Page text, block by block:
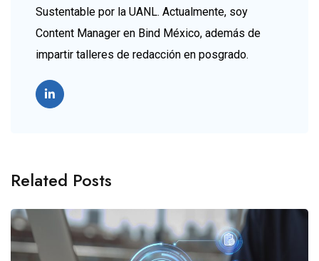
Sustentable por la UANL. Actualmente, soy
Content Manager en Bind México, además de
impartir talleres de redacción en posgrado.
Related Posts